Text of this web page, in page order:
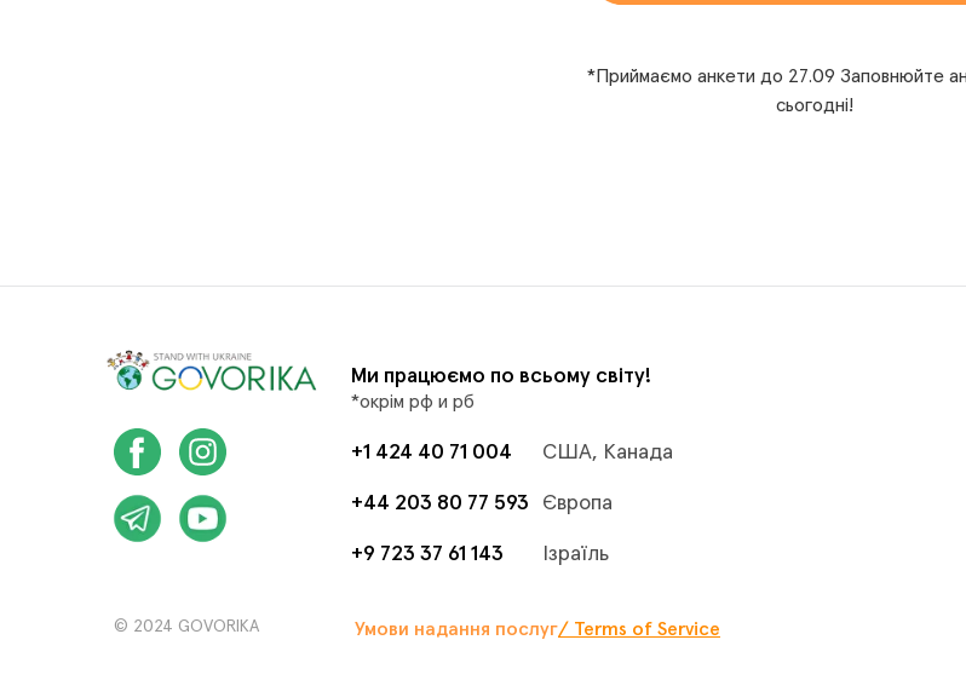
*Приймаємо анкети до 27.09 Заповнюйте
сьогодні!
+1 424 40 71 004 США, Канада
+44 203 80 77 593
+9 723 37 61 143
Європа
Ізраїль
Ми працюємо по всьому світу!
Умови надання послуг/ Terms of Service
© 2024 GOVORIKA
*окрім рф и рб